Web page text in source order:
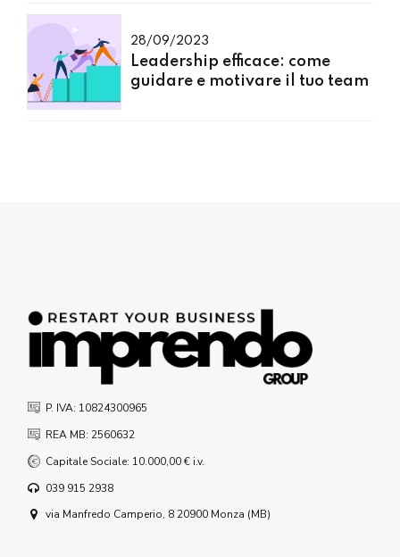
28/09/2023
Leadership efficace: come
guidare e motivare il tuo team
P. IVA: 10824300965
REA MB: 2560632
Capitale Sociale: 10.000,00 € i.v.
039 915 2938
via Manfredo Camperio, 8 20900 Monza (MB)